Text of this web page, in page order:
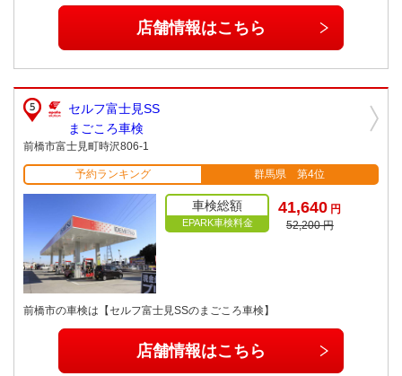
店舗情報はこちら
セルフ富士見SS
まごころ車検
前橋市富士見町時沢806-1
予約ランキング 群馬県 第4位
車検総額
EPARK車検料金
41,640 円
52,200 円
前橋市の車検は【セルフ富士見SSのまごころ車検】
店舗情報はこちら